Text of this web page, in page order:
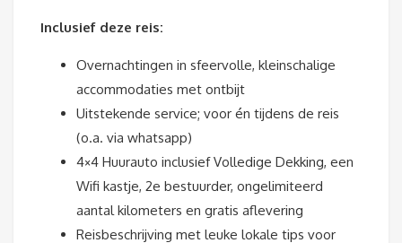
Inclusief deze reis:
Overnachtingen in sfeervolle, kleinschalige
accommodaties met ontbijt
Uitstekende service; voor én tijdens de reis
(o.a. via whatsapp)
4×4 Huurauto inclusief Volledige Dekking, een
Wifi kastje, 2e bestuurder, ongelimiteerd
aantal kilometers en gratis aflevering
Reisbeschrijving met leuke lokale tips voor